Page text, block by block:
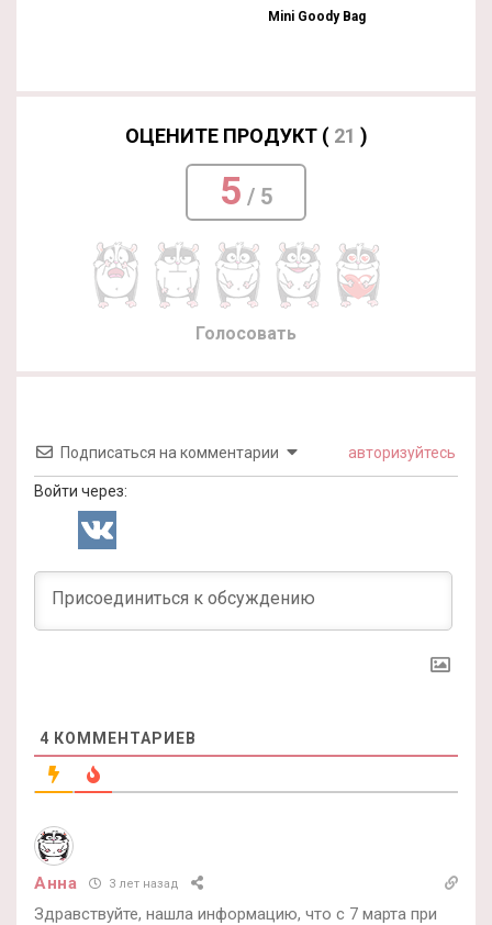
Mini Goody Bag
ОЦЕНИТЕ ПРОДУКТ ( 21 )
5 / 5
Голосовать
Подписаться на комментарии авторизуйтесь
Войти через:
4 КОММЕНТАРИЕВ
Анна 3 лет назад
Здравствуйте, нашла информацию, что с 7 марта при